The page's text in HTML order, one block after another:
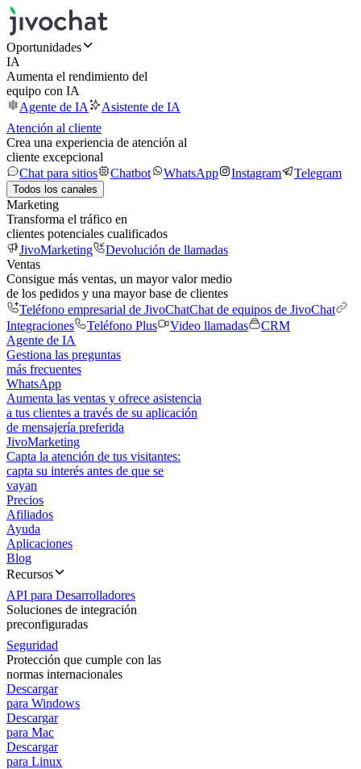
Oportunidades
IA
Aumenta el rendimiento del
equipo con IA
Agente de IA
Asistente de IA
Atención al cliente
Crea una experiencia de atención al
cliente excepcional
Chat para sitios
Chatbot WhatsApp Instagram Telegram
Todos los canales
Marketing
Transforma el tráfico en
clientes potenciales cualificados
JivoMarketing
Devolución de llamadas
Ventas
Consigue más ventas, un mayor valor medio
de los pedidos y una mayor base de clientes
Teléfono empresarial de JivoChatChat de equipos de JivoChat
Integraciones
Teléfono Plus Video llamadas
CRM
Agente de IA
Gestiona las preguntas
más frecuentes
WhatsApp
Aumenta las ventas y ofrece asistencia
a tus clientes a través de su aplicación
de mensajería preferida
JivoMarketing
Capta la atención de tus visitantes:
capta su interés antes de que se
vayan
Precios
Afiliados
Ayuda
Aplicaciones
Blog
Recursos
API para Desarrolladores
Soluciones de integración
preconfiguradas
Seguridad
Protección que cumple con las
normas internacionales
Descargar
para Windows
Descargar
para Mac
Descargar
para Linux